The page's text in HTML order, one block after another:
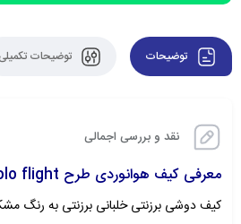
توضیحات توضیحات
نقد و بررسی اجمالی
معرفی کیف هوانوردی طرح Solo flight
کیف دوشی برزنتی خلبانی برزنتی به رنگ